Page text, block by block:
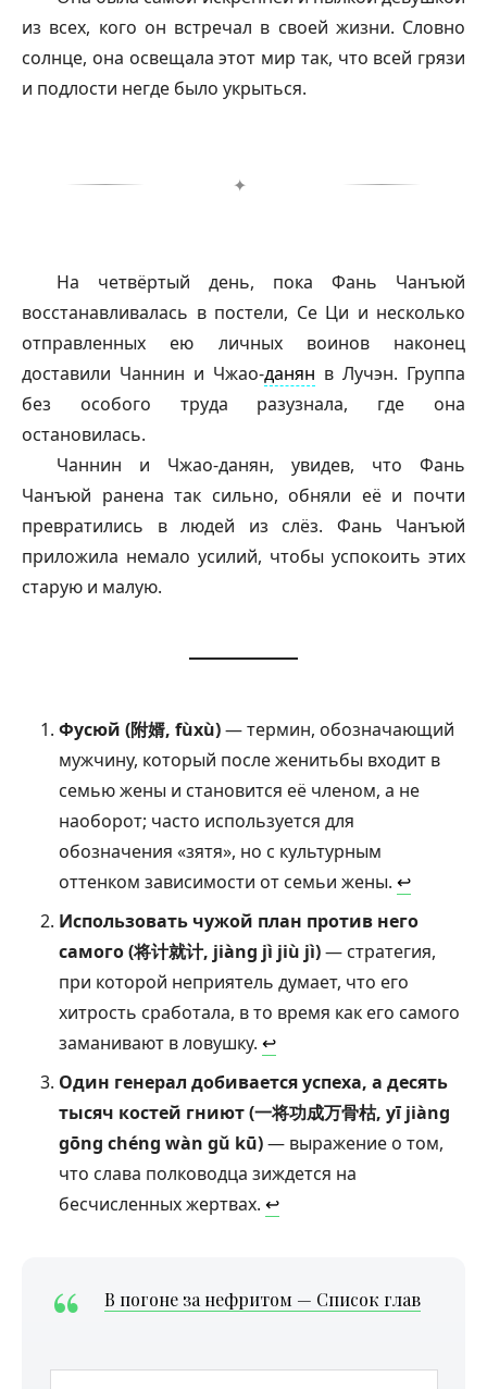
из всех, кого он встречал в своей жизни. Словно
солнце, она освещала этот мир так, что всей грязи
и подлости негде было укрыться.
✦
На четвёртый день, пока Фань Чанъюй
восстанавливалась в постели, Се Ци и несколько
отправленных ею личных воинов наконец
доставили Чаннин и Чжао-данян в Лучэн. Группа
без особого труда разузнала, где она
остановилась.
Чаннин и Чжао-данян, увидев, что Фань
Чанъюй ранена так сильно, обняли её и почти
превратились в людей из слёз. Фань Чанъюй
приложила немало усилий, чтобы успокоить этих
старую и малую.
Фусюй (附婿, fùxù)— термин, обозначающий
мужчину, который после женитьбы входит в
семью жены и становится её членом, а не
наоборот; часто используется для
обозначения «зятя», но с культурным
оттенком зависимости от семьи жены. ↩︎
Использовать чужой план против него
самого (将计就计, jiàng jì jiù jì)— стратегия,
при которой неприятель думает, что его
хитрость сработала, в то время как его самого
заманивают в ловушку. ↩︎
Один генерал добивается успеха, а десять
тысяч костей гниют (一将功成万骨枯, yī jiàng
gōng chéng wàn gǔ kū)— выражение о том,
что слава полководца зиждется на
бесчисленных жертвах. ↩︎
В погоне за нефритом — Список глав